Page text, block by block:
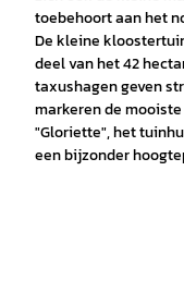
toebehoort aan het
De kleine
deel van het 42
taxushagen geven
markeren de
"Gloriette", het
een bijzonder